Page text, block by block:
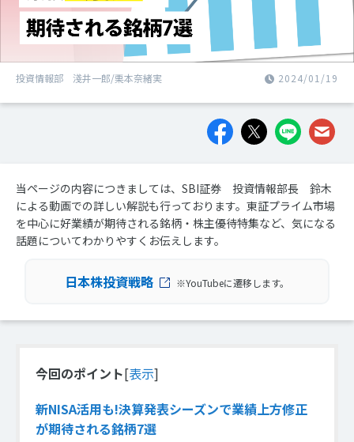
投資情報部 淺井一郎/栗本奈緒実 2024/01/19
当ページの内容につきましては、SBI証券 投資情報部長 鈴木
による動画での詳しい解説も行っております。東証プライム市場
を中心に好業績が期待される銘柄・株主優待特集など、気になる
話題についてわかりやすくお伝えします。
日本株投資戦略 ※YouTubeに遷移します。
今回のポイント[表示]
新NISA活用も!決算発表シーズンで業績上方修正
が期待される銘柄7選